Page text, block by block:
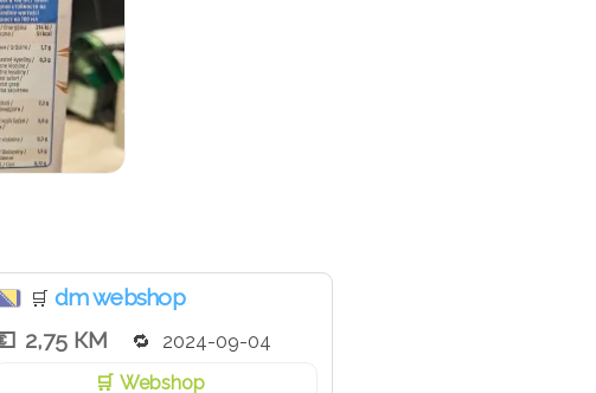
🛒 dm webshop
2,75 КМ
2024-09-04
Webshop